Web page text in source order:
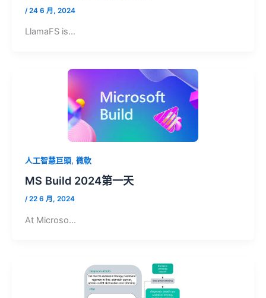
/24 6 月, 2024
LlamaFS is…
人工智慧巨頭, 微軟
MS Build 2024第一天
/22 6 月, 2024
At Microso…